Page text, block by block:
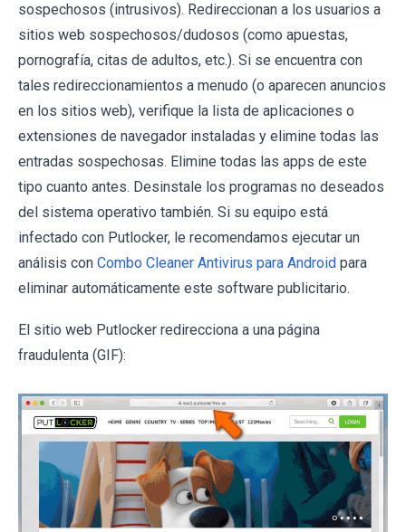
sospechosos (intrusivos). Redireccionan a los usuarios a
sitios web sospechosos/dudosos (como apuestas,
pornografía, citas de adultos, etc.). Si se encuentra con
tales redireccionamientos a menudo (o aparecen anuncios
en los sitios web), verifique la lista de aplicaciones o
extensiones de navegador instaladas y elimine todas las
entradas sospechosas. Elimine todas las apps de este
tipo cuanto antes. Desinstale los programas no deseados
del sistema operativo también. Si su equipo está
infectado con Putlocker, le recomendamos ejecutar un
análisis con Combo Cleaner Antivirus para Android para
eliminar automáticamente este software publicitario.
El sitio web Putlocker redirecciona a una página
fraudulenta (GIF):